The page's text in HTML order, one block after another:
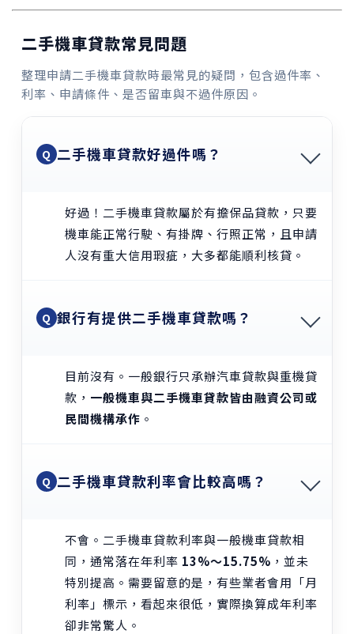
二手機車貸款常見問題
整理申請二手機車貸款時最常見的疑問，包含過件率、
利率、申請條件、是否留車與不過件原因。
Q 二手機車貸款好過件嗎？
好過！二手機車貸款屬於有擔保品貸款，只要
機車能正常行駛、有掛牌、行照正常，且申請
人沒有重大信用瑕疵，大多都能順利核貸。
Q 銀行有提供二手機車貸款嗎？
目前沒有。一般銀行只承辦汽車貸款與重機貸
款， 一般機車與二手機車貸款皆由融資公司或
民間機構承作 。
Q 二手機車貸款利率會比較高嗎？
不會。二手機車貸款利率與一般機車貸款相
同，通常落在年利率 13%～15.75% ，並未
特別提高。需要留意的是，有些業者會用「月
利率」標示，看起來很低，實際換算成年利率
卻非常驚人。